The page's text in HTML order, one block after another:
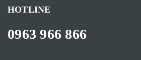
HOTLINE
0963 966 866